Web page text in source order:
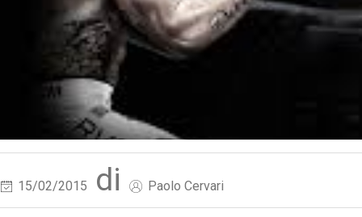
15/02/2015 di Paolo Cervari